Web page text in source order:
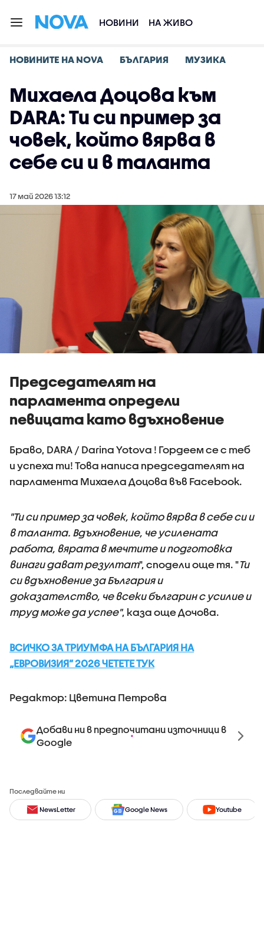
НОВИНИ НА ЖИВО
НОВИНИТЕ НА NOVA БЪЛГАРИЯ МУЗИКА
Михаела Доцова към
DARA: Ти си пример за
човек, който вярва в
себе си и в таланта
17 май 2026 13:12
Председателят на
парламента определи
певицата като вдъхновение
Браво, DARA / Darina Yotova ! Гордеем се с теб
и успеха ти! Това написа председателят на
парламента Михаела Доцова във Facebook.
"Ти си пример за човек, който вярва в себе си и
в таланта. Вдъхновение, че усилената
работа, вярата в мечтите и подготовка
винаги дават резултат", сподели още тя. "Ти
си вдъхновение за България и
доказателство, че всеки българин с усилие и
труд може да успее", каза още Дочова.
ВСИЧКО ЗА ТРИУМФА НА БЪЛГАРИЯ НА
„ЕВРОВИЗИЯ” 2026 ЧЕТЕТЕ ТУК
Редактор: Цветина Петрова
Добави ни в предпочитани източници в
Google
Последвайте ни
NewsLetter Google News Youtube